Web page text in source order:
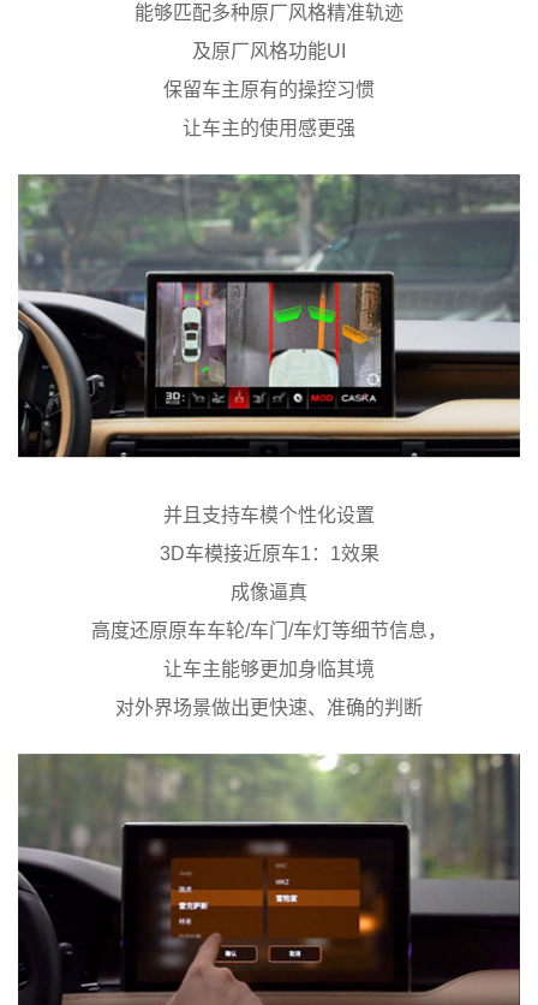
能够匹配多种原厂风格精准轨迹
及原厂风格功能UI
保留车主原有的操控习惯
让车主的使用感更强
并且支持车模个性化设置
3D车模接近原车1：1效果
成像逼真
高度还原原车车轮/车门/车灯等细节信息，
让车主能够更加身临其境
对外界场景做出更快速、准确的判断